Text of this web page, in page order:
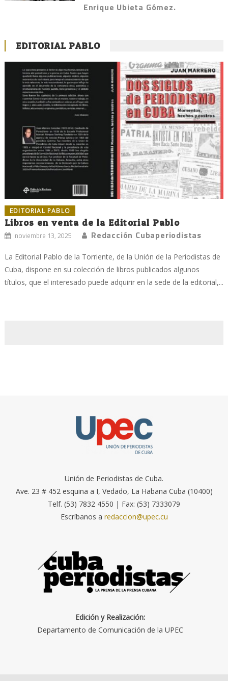
Enrique Ubieta Gómez.
EDITORIAL PABLO
EDITORIAL PABLO
Libros en venta de la Editorial Pablo
noviembre 13, 2025 Redacción Cubaperiodistas
La Editorial Pablo de la Torriente, de la Unión de la Periodistas de
Cuba, dispone en su colección de libros publicados algunos
títulos, que el interesado puede adquirir en la sede de la editorial,...
Unión de Periodistas de Cuba.
Ave. 23 # 452 esquina a I, Vedado, La Habana Cuba (10400)
Telf. (53) 7832 4550 | Fax: (53) 7333079
Escríbanos a redaccion@upec.cu
Edición y Realización:
Departamento de Comunicación de la UPEC